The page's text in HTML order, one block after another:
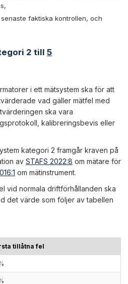
faktiska kontrollen, och
2 till 5
i ett mätsystem ska för att
vad gäller mätfel med
ska vara
kalibreringsbevis eller
kategori 2 framgår kraven på
av STAFS 2022:8 om mätare för
om mätinstrument.
vid normala driftförhållanden ska
det värde som följer av tabellen
tillåtna fel